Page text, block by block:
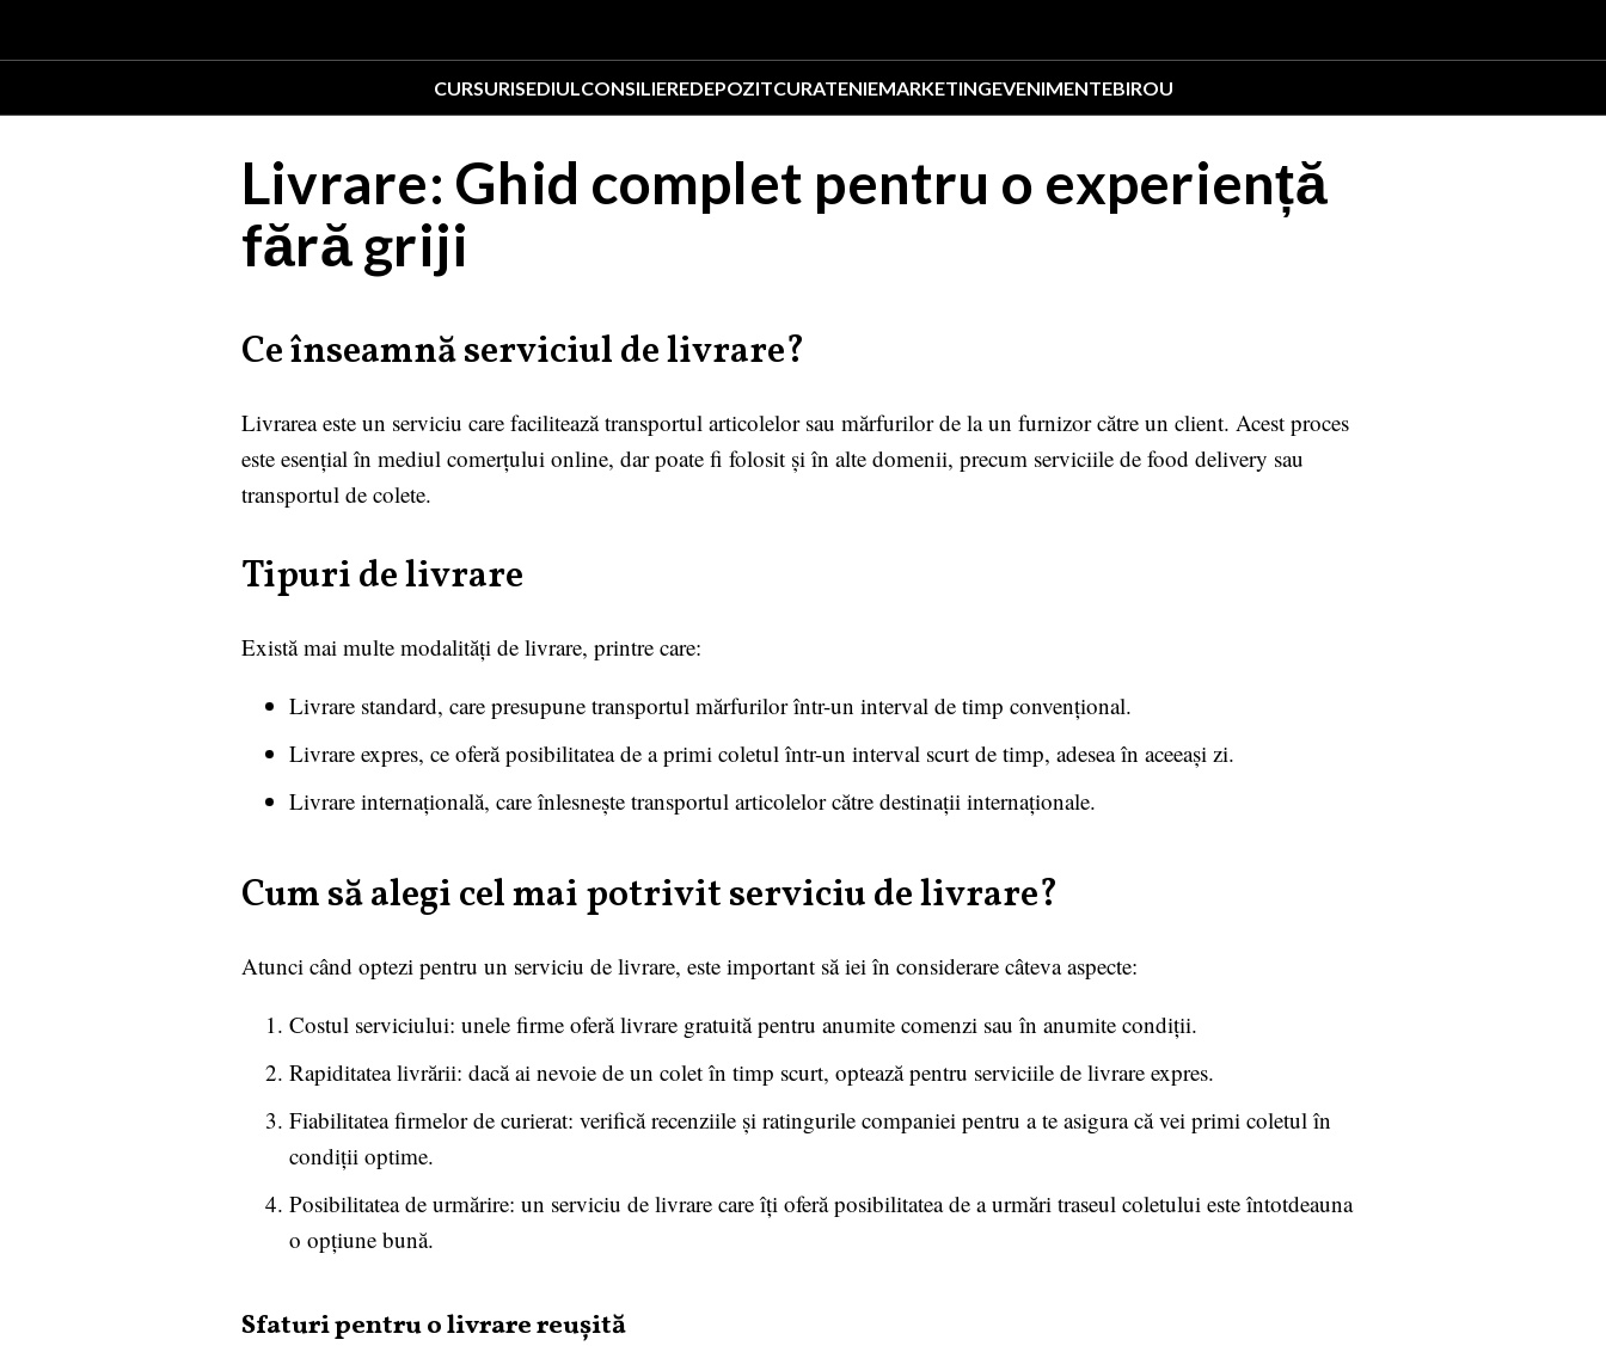
CURSURISEDIULCONSILIEREDEPOZITCURATENIEMARKETINGEVENIMENTEBIROU
Livrare: Ghid complet pentru o experiență
fără griji
Ce înseamnă serviciul de livrare?
Livrarea este un serviciu care facilitează transportul articolelor sau mărfurilor de la un furnizor către un client. Acest proces
este esențial în mediul comerțului online, dar poate fi folosit și în alte domenii, precum serviciile de food delivery sau
transportul de colete.
Tipuri de livrare
Există mai multe modalități de livrare, printre care:
Livrare standard, care presupune transportul mărfurilor într-un interval de timp convențional.
Livrare expres, ce oferă posibilitatea de a primi coletul într-un interval scurt de timp, adesea în aceeași zi.
Livrare internațională, care înlesnește transportul articolelor către destinații internaționale.
Cum să alegi cel mai potrivit serviciu de livrare?
Atunci când optezi pentru un serviciu de livrare, este important să iei în considerare câteva aspecte:
Costul serviciului: unele firme oferă livrare gratuită pentru anumite comenzi sau în anumite condiții.
Rapiditatea livrării: dacă ai nevoie de un colet în timp scurt, optează pentru serviciile de livrare expres.
Fiabilitatea firmelor de curierat: verifică recenziile și ratingurile companiei pentru a te asigura că vei primi coletul în
condiții optime.
Posibilitatea de urmărire: un serviciu de livrare care îți oferă posibilitatea de a urmări traseul coletului este întotdeauna
o opțiune bună.
Sfaturi pentru o livrare reușită